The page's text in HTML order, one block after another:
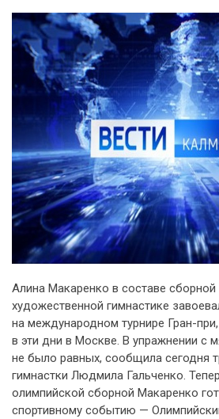
Алина Макаренко в составе сборной
художественной гимнастике
на международном турнире Гран-
в эти дни в Москве. В упражнении с
не было равных, сообщила сегодня
гимнастки Людмила Гальченко.
олимпийской сборной Макаренко
спортивному событию —